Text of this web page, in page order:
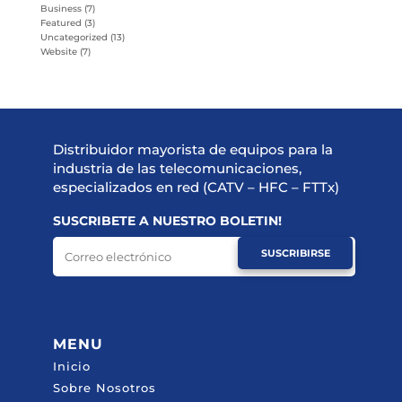
Business(7)
Featured (3)
Uncategorized (13)
Website(7)
Distribuidor mayorista de equipos para la
industria de las telecomunicaciones,
especializados en red (CATV – HFC – FTTx)
SUSCRIBETE A NUESTRO BOLETIN!
SUSCRIBIRSE
MENU
Inicio
Sobre Nosotros